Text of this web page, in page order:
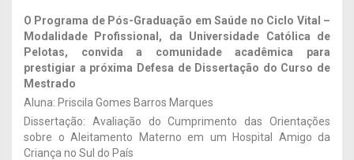
O Programa de Pós-Graduação em Saúde no Ciclo Vital –
Modalidade Profissional, da Universidade Católica de
Pelotas, convida a comunidade acadêmica para
prestigiar a próxima Defesa de Dissertação do Curso de
Mestrado
Aluna: Priscila Gomes Barros Marques
Dissertação: Avaliação do Cumprimento das Orientações
sobre o Aleitamento Materno em um Hospital Amigo da
Criança no Sul do País